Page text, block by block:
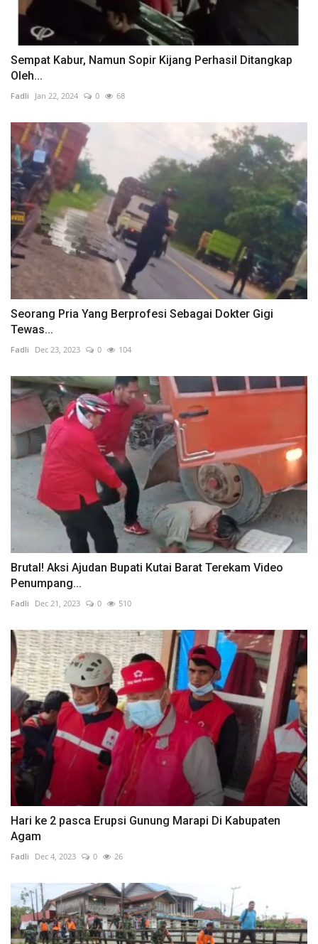
Sempat Kabur, Namun Sopir Kijang Perhasil Ditangkap
Oleh...
Fadli Jan 22, 2024 0 68
Seorang Pria Yang Berprofesi Sebagai Dokter Gigi
Tewas...
Fadli Dec 23, 2023 0 104
Brutal! Aksi Ajudan Bupati Kutai Barat Terekam Video
Penumpang...
Fadli Dec 21, 2023 0 510
Hari ke 2 pasca Erupsi Gunung Marapi Di Kabupaten
Agam
Fadli Dec 4, 2023 0 26